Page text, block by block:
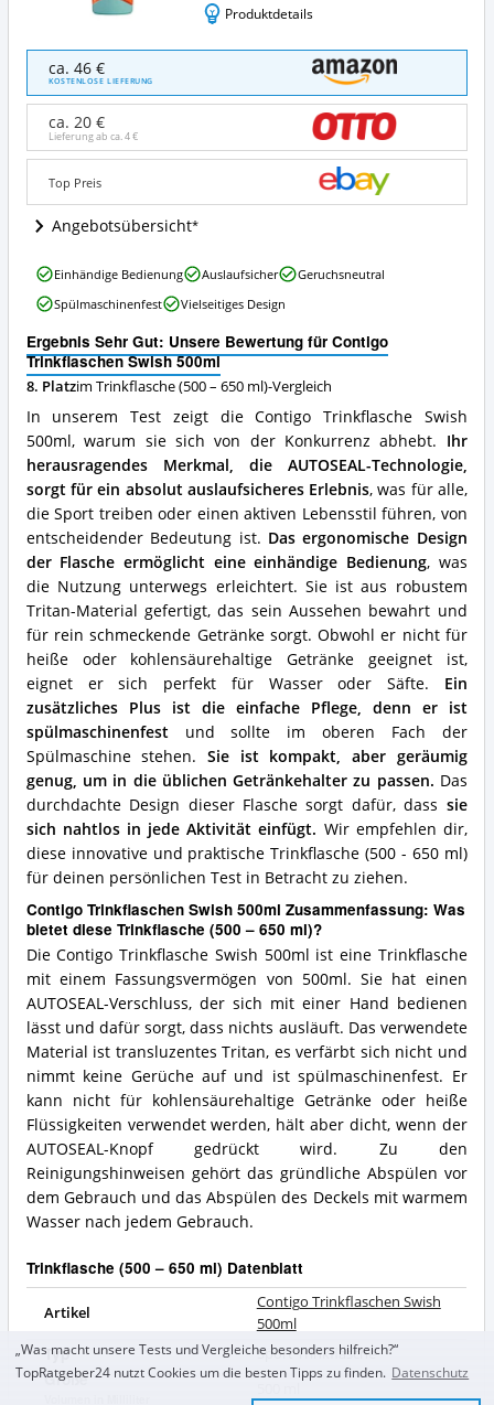
Produktdetails
Contigo
Trinkflaschen
Swish
500ml
Angebote:
Wo
Trinkflasche
(500
650
ml)
erhältlich?
ca. 46 €
KOSTENLOSE LIEFERUNG
ca. 20 €
Lieferung ab ca.4 €
Top Preis
Angebotsübersicht
Ergebnis Sehr Gut: Unsere Bewertung für Contigo
Trinkflaschen Swish 500ml
8. Platzim Trinkflasche (500 – 650 ml)-Vergleich
In unserem Test zeigt die Contigo Trinkflasche Swish
500ml, warum sie sich von der Konkurrenz abhebt. Ihr
herausragendes Merkmal, die AUTOSEAL-Technologie,
sorgt für ein absolut auslaufsicheres Erlebnis, was für alle,
die Sport treiben oder einen aktiven Lebensstil führen, von
entscheidender Bedeutung ist. Das ergonomische Design
der Flasche ermöglicht eine einhändige Bedienung, was
die Nutzung unterwegs erleichtert. Sie ist aus robustem
Tritan-Material gefertigt, das sein Aussehen bewahrt und
für rein schmeckende Getränke sorgt. Obwohl er nicht für
heiße oder kohlensäurehaltige Getränke geeignet ist,
eignet er sich perfekt für Wasser oder Säfte. Ein
zusätzliches Plus ist die einfache Pflege, denn er ist
spülmaschinenfestund sollte im oberen Fach der
Spülmaschine stehen.Sie ist kompakt, aber geräumig
genug, um in die üblichen Getränkehalter zu passen. Das
durchdachte Design dieser Flasche sorgt dafür, dass sie
sich nahtlos in jede Aktivität einfügt. Wir empfehlen dir,
diese innovative und praktische Trinkflasche (500 - 650 ml)
für deinen persönlichen Test in Betracht zu ziehen.
Contigo Trinkflaschen Swish 500ml Zusammenfassung: Was
bietet diese Trinkflasche (500 – 650 ml)?
Die Contigo Trinkflasche Swish 500ml ist eine Trinkflasche
mit einem Fassungsvermögen von 500ml. Sie hat einen
AUTOSEAL-Verschluss, der sich mit einer Hand bedienen
lässt und dafür sorgt, dass nichts ausläuft. Das verwendete
Material ist transluzentes Tritan, es verfärbt sich nicht und
nimmt keine Gerüche auf und ist spülmaschinenfest. Er
kann nicht für kohlensäurehaltige Getränke oder heiße
Flüssigkeiten verwendet werden, hält aber dicht, wenn der
AUTOSEAL-Knopf gedrückt wird. Zu den
Reinigungshinweisen gehört das gründliche Abspülen vor
dem Gebrauch und das Abspülen des Deckels mit warmem
Wasser nach jedem Gebrauch.
Trinkflasche (500 – 650 ml) Datenblatt
Artikel
Contigo Trinkflaschen Swish
500ml
Typ Sport Trinkflasche
Größe
Contigo
Trinkflaschen
Swish
Vorteile:
Was
spricht
für
diese
Trinkflasche
(500
–
650
ml)?
Einhändige Bedienung Auslaufsicher
Geruchsneutral
Spülmaschinenfest
Vielseitiges Design
„Was macht unsere Tests und Vergleiche besonders hilfreich?“
TopRatgeber24 nutzt Cookies um die besten Tipps zu finden. Datenschutz